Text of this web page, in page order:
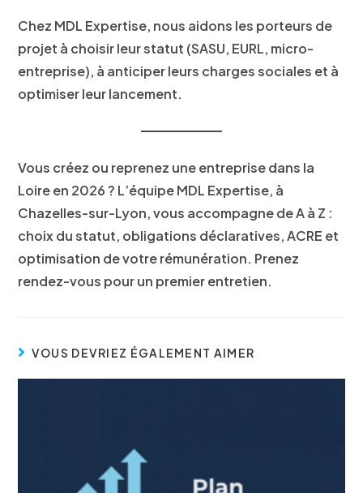
Chez MDL Expertise, nous aidons les porteurs de
projet à choisir leur statut (SASU, EURL, micro-
entreprise), à anticiper leurs charges sociales et à
optimiser leur lancement.
Vous créez ou reprenez une entreprise dans la
Loire en 2026 ? L’équipe MDL Expertise, à
Chazelles-sur-Lyon, vous accompagne de A à Z :
choix du statut, obligations déclaratives, ACRE et
optimisation de votre rémunération. Prenez
rendez-vous pour un premier entretien.
VOUS DEVRIEZ ÉGALEMENT AIMER